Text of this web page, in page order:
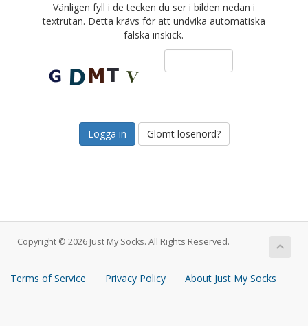
Vänligen fyll i de tecken du ser i bilden nedan i
textrutan. Detta krävs för att undvika automatiska
falska inskick.
Glömt lösenord?
Copyright © 2026 Just My Socks. All Rights Reserved.
Terms of Service Privacy Policy About Just My Socks